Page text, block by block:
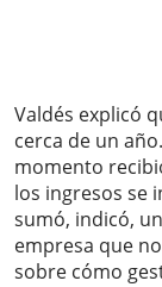
Valdés explicó
cerca de un
momento
los ingresos se
sumó, indicó,
empresa que
sobre cómo